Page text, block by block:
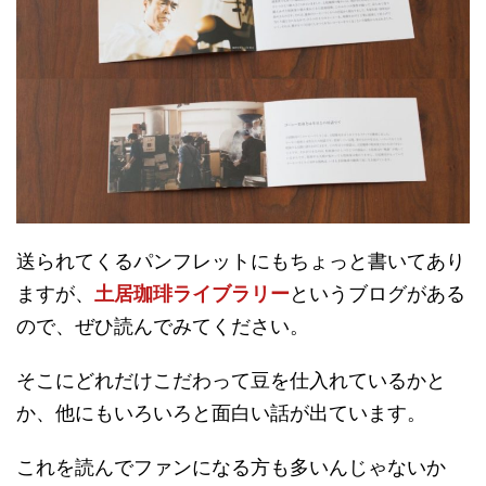
送られてくるパンフレットにもちょっと書いてあり
ますが、 土居珈琲ライブラリーというブログがある
ので、ぜひ読んでみてください。
そこにどれだけこだわって豆を仕入れているかと
か、他にもいろいろと面白い話が出ています。
これを読んでファンになる方も多いんじゃないか